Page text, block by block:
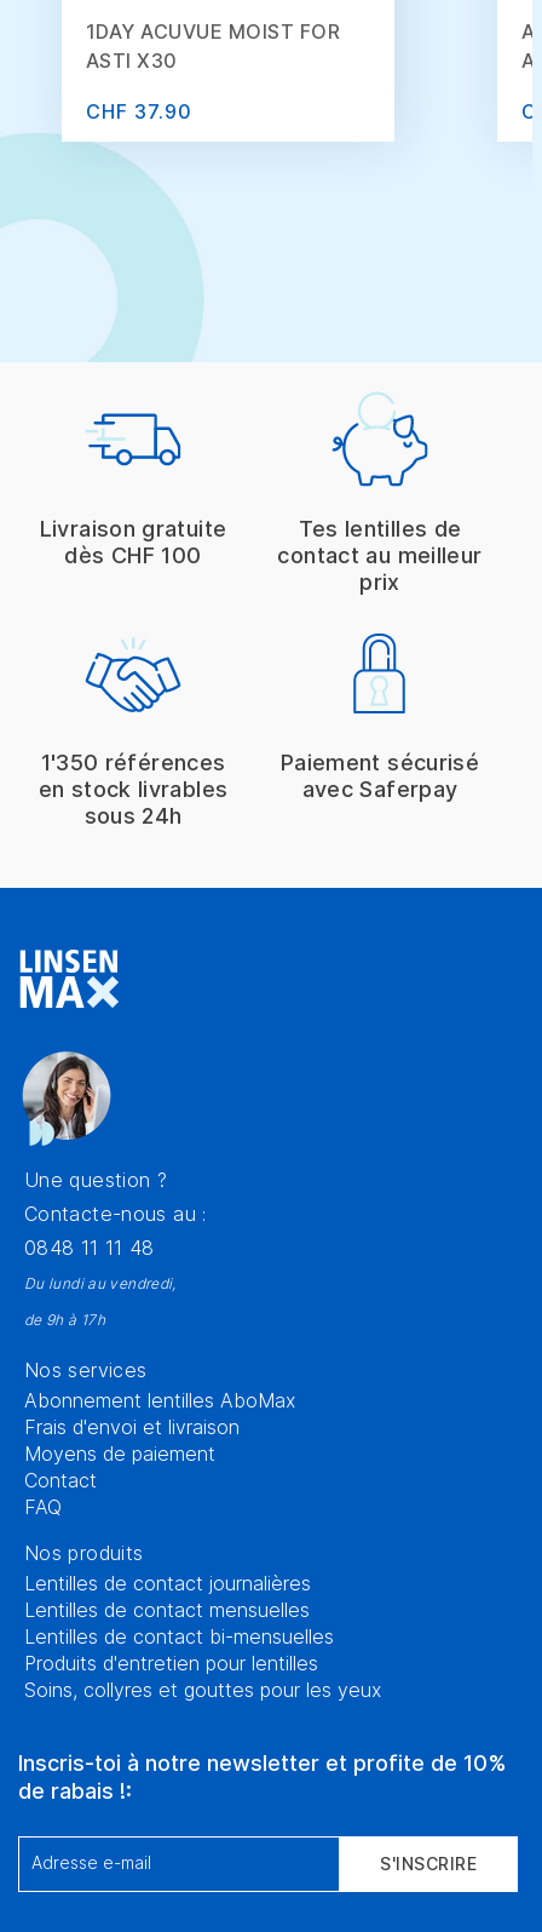
1DAY ACUVUE MOIST FOR
ASTI X30
CHF 37.90
Livraison gratuite
dès CHF 100
Tes lentilles de
contact au meilleur
prix
1'350 références
en stock livrables
sous 24h
Paiement sécurisé
avec Saferpay
Une question ?
Contacte-nous au :
0848 11 11 48
Du lundi au vendredi,
de 9h à 17h
Nos services
Abonnement lentilles AboMax
Frais d'envoi et livraison
Moyens de paiement
Contact
FAQ
Nos produits
Lentilles de contact journalières
Lentilles de contact mensuelles
Lentilles de contact bi-mensuelles
Produits d'entretien pour lentilles
Soins, collyres et gouttes pour les yeux
Inscris-toi à notre newsletter et profite de 10%
de rabais !:
Adresse e-mail S'INSCRIRE